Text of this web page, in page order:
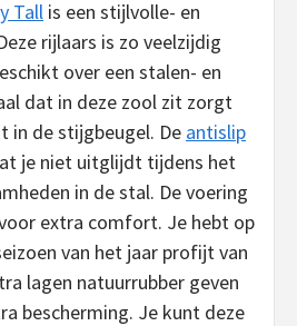
Tall is een stijlvolle- en
rijlaars is zo veelzijdig
over een stalen- en
dat in deze zool zit zorgt
in de stijgbeugel. De antislip
je niet uitglijdt tijdens het
in de stal. De voering
extra comfort. Je hebt op
van het jaar profijt van
lagen natuurrubber geven
bescherming. Je kunt deze